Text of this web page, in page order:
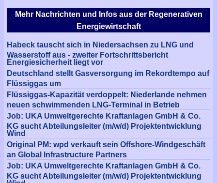
Mehr Nachrichten und Infos aus der Regenerativen
Energiewirtschaft
Habeck tauscht sich in Niedersachsen zu LNG und
Wasserstoff aus - zweiter Fortschrittsbericht
Energiesicherheit liegt vor
Deutschland stellt Gasversorgung im Rekordtempo auf
Flüssiggas um
Flüssiggas-Kapazität verdoppelt: Niederlande nehmen
neuen schwimmenden LNG-Terminal in Betrieb
Job: UKA Umweltgerechte Kraftanlagen GmbH & Co.
KG sucht Abteilungsleiter (m/w/d) Projektentwicklung
Wind
Original PM: wpd verkauft sein Offshore-Windgeschäft
an Global Infrastructure Partners
Job: UKA Umweltgerechte Kraftanlagen GmbH & Co.
KG sucht Abteilungsleiter (m/w/d) Projektentwicklung